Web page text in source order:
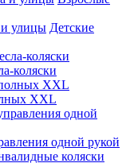
Детские
коляски
XXL
одной рукой